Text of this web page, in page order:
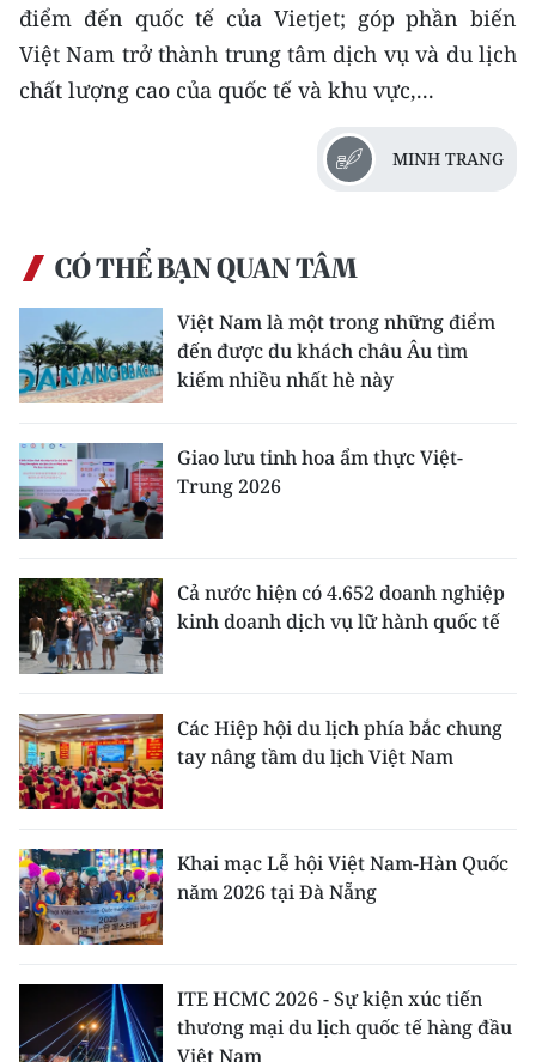
CHUYÊN ĐỀ
CÁC CHUYÊN TRANG
NHÂN DÂN CUỐI TUẦN
NHÂN DÂN HẰNG THÁNG
MUA BÁO
ĐỌC BÁO IN
ENGLISH
中文
FRANÇAIS
РУССКИЙ
ESPAÑOL
điểm đến quốc tế của Vietjet; góp phần biến
Việt Nam trở thành trung tâm dịch vụ và du lịch
chất lượng cao của quốc tế và khu vực,...
MINH TRANG
CÓ THỂ BẠN QUAN TÂM
Việt Nam là một trong những điểm
đến được du khách châu Âu tìm
kiếm nhiều nhất hè này
Giao lưu tinh hoa ẩm thực Việt-
Trung 2026
Cả nước hiện có 4.652 doanh nghiệp
kinh doanh dịch vụ lữ hành quốc tế
Các Hiệp hội du lịch phía bắc chung
tay nâng tầm du lịch Việt Nam
Khai mạc Lễ hội Việt Nam-Hàn Quốc
năm 2026 tại Đà Nẵng
ITE HCMC 2026 - Sự kiện xúc tiến
thương mại du lịch quốc tế hàng đầu
Việt Nam